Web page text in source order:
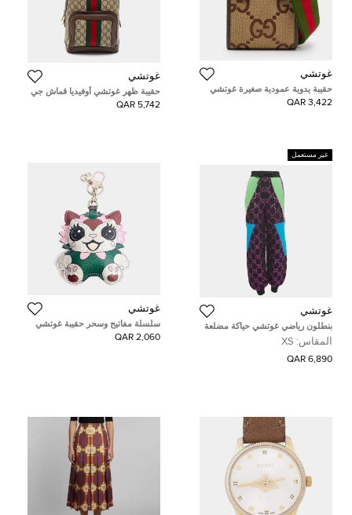
غوتشي
حقيبة يدوية عمودية صغيرة غوتشي
جلد وكانفاس جامبو GG بيج/بني
3,422 QAR
غوتشي
حقيبة ظهر غوتشي أوفيديا قماش جي
جي سوبرين جلد بيج/إيبوني صغيرة
5,742 QAR
غير مستعمل
غوتشي
بنطلون رياضي غوتشي حياكة مضلعة
إكس صغير
المقاس: XS
6,890 QAR
غوتشي
سلسلة مفاتيح وسحر حقيبة غوتشي
بي في سي
2,060 QAR